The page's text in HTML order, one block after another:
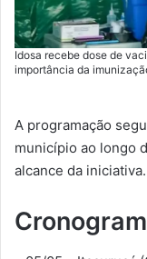
Idosa recebe dose de
importância da
A programação
município ao longo
alcance da iniciativa.